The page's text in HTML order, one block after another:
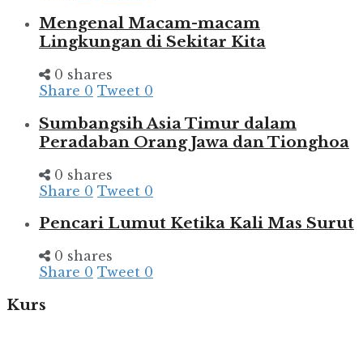
Mengenal Macam-macam
Lingkungan di Sekitar Kita
0 shares
Share 0 Tweet 0
Sumbangsih Asia Timur dalam
Peradaban Orang Jawa dan Tionghoa
0 shares
Share 0 Tweet 0
Pencari Lumut Ketika Kali Mas Surut
0 shares
Share 0 Tweet 0
Kurs